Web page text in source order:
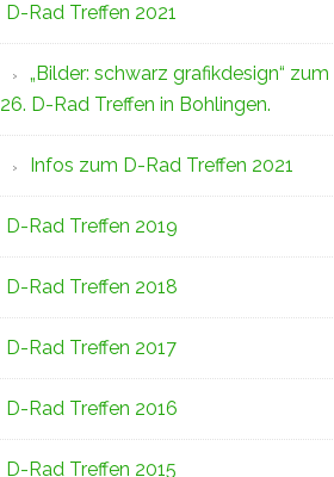
D-Rad Treffen 2021
„Bilder: schwarz grafikdesign“ zum
26. D-Rad Treffen in Bohlingen.
Infos zum D-Rad Treffen 2021
D-Rad Treffen 2019
D-Rad Treffen 2018
D-Rad Treffen 2017
D-Rad Treffen 2016
D-Rad Treffen 2015